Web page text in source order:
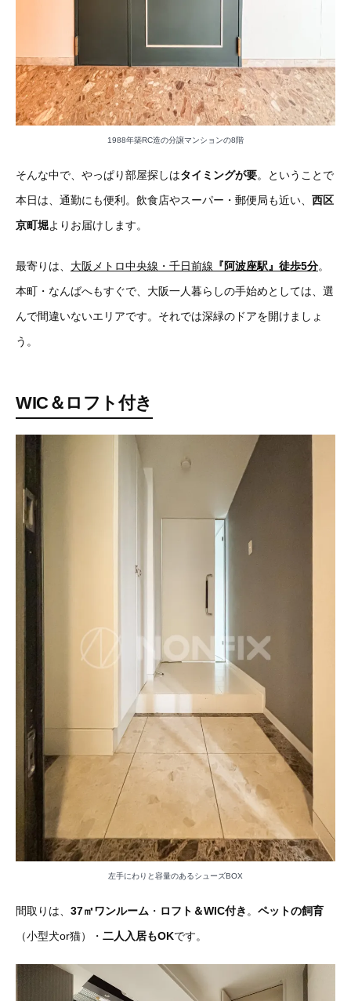
1988年築RC造の分譲マンションの8階
そんな中で、やっぱり部屋探しはタイミングが要。ということで
本日は、通勤にも便利。飲食店やスーパー・郵便局も近い、 西区
京町堀よりお届けします。
最寄りは、 大阪メトロ中央線・千日前線 『阿波座駅』徒歩5分。
本町・なんばへもすぐで、大阪一人暮らしの手始めとしては、選
んで間違いないエリアです。それでは深緑のドアを開けましょ
う。
WIC＆ロフト付き
左手にわりと容量のあるシューズBOX
間取りは、 37㎡ワンルーム ・ ロフト＆WIC付き。 ペットの飼育
（小型犬or猫）・ 二人入居もOKです。